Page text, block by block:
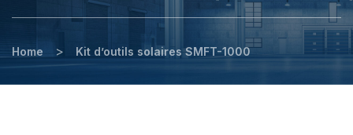
Home > Kit d’outils solaires SMFT-1000